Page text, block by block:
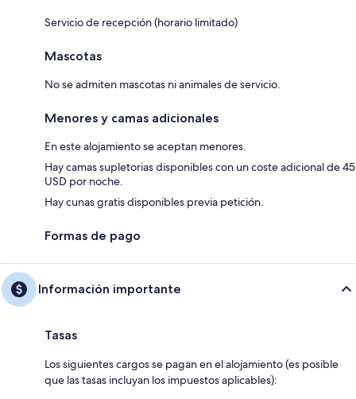
Servicio de recepción (horario limitado)
Mascotas
No se admiten mascotas ni animales de servicio.
Menores y camas adicionales
En este alojamiento se aceptan menores.
Hay camas supletorias disponibles con un coste adicional de 45
USD por noche.
Hay cunas gratis disponibles previa petición.
Formas de pago
Información importante
Tasas
Los siguientes cargos se pagan en el alojamiento (es posible
que las tasas incluyan los impuestos aplicables):